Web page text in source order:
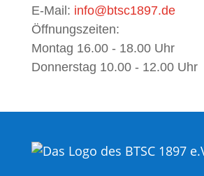
E-Mail: info@btsc1897.de
Öffnungszeiten:
Montag 16.00 - 18.00 Uhr
Donnerstag 10.00 - 12.00 Uhr